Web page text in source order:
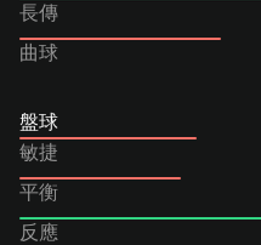
長傳
曲球
盤球
敏捷
平衡
反應